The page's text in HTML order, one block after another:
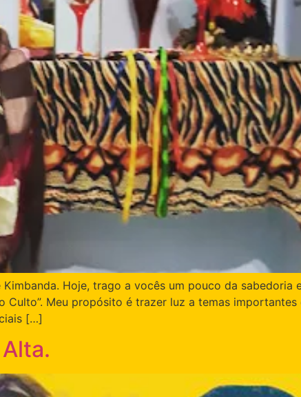
Hoje, trago a vocês um pouco da sabedoria
Culto”. Meu propósito é trazer luz a temas importantes
[…]